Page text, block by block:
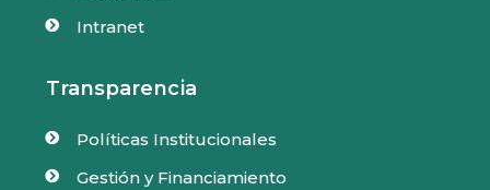
 Intranet
Transparencia
 Políticas Institucionales
 Gestión y Financiamiento